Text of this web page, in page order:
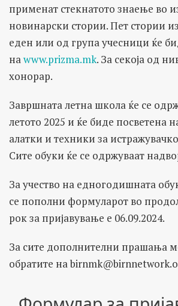
применат стекнатото знаење во
новинарски стории. Пет стории
еден или од група учесници ќе
наwww.prizma.mk. За секоја од
хонорар.
Завршната летна школа ќе се
летото 2025 и ќе биде посветена
алатки и техники за
Сите обуки ќе се одржуваат
За учество на едногодишната
се пополни формуларот во
рок за пријавување е 06.09.2024.
За сите дополнителни прашања
обратите на